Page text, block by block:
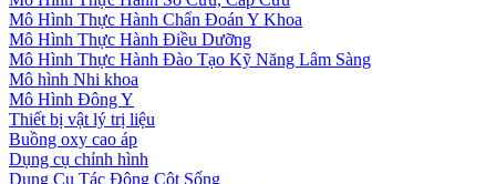
Mô Hình Thực Hành Chẩn Đoán Y Khoa
Mô Hình Thực Hành Điều Dưỡng
Mô Hình Thực Hành Đào Tạo Kỹ Năng Lâm Sàng
Mô hình Nhi khoa
Mô Hình Đông Y
Thiết bị vật lý trị liệu
Buồng oxy cao áp
Dụng cụ chỉnh hình
Dụng Cụ Tác Động Cột Sống